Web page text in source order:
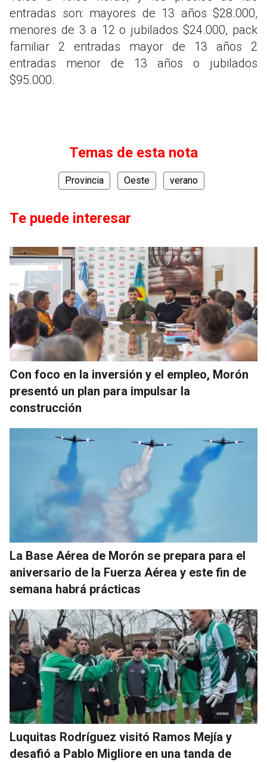
entradas son: mayores de 13 años $28.000,
menores de 3 a 12 o jubilados $24.000, pack
familiar 2 entradas mayor de 13 años 2
entradas menor de 13 años o jubilados
$95.000.
Temas de esta nota
Provincia Oeste verano
Te puede interesar
Con foco en la inversión y el empleo, Morón
presentó un plan para impulsar la
construcción
La Base Aérea de Morón se prepara para el
aniversario de la Fuerza Aérea y este fin de
semana habrá prácticas
Luquitas Rodríguez visitó Ramos Mejía y
desafió a Pablo Migliore en una tanda de